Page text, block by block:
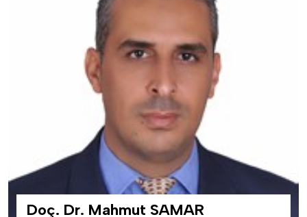
Doç. Dr. Mahmut SAMAR